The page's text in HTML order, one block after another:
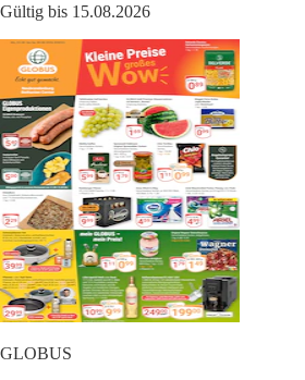
Gültig bis 15.08.2026
GLOBUS